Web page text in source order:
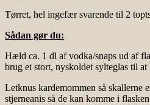
Tørret, hel ingefær svarende til 2
Sådan gør du:
Hæld ca. 1 dl af vodka/snaps ud af
brug et stort, nyskoldet sylteglas til at
Letknus kardemommen så skallerne
stjerneanis så de kan komme i